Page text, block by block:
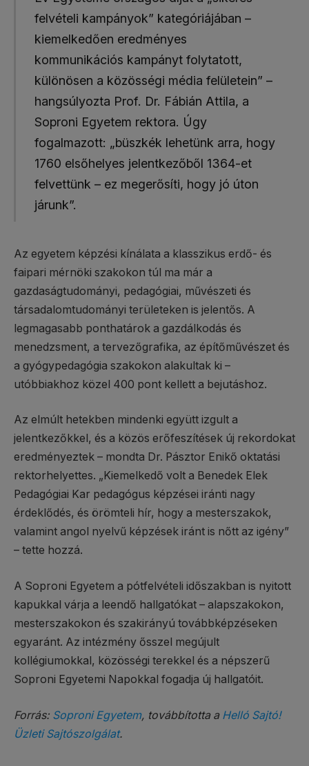
felvételi kampányok” kategóriájában –
kiemelkedően eredményes
kommunikációs kampányt folytatott,
különösen a közösségi média felületein” –
hangsúlyozta Prof. Dr. Fábián Attila, a
Soproni Egyetem rektora. Úgy
fogalmazott: „büszkék lehetünk arra, hogy
1760 elsőhelyes jelentkezőből 1364-et
felvettünk – ez megerősíti, hogy jó úton
járunk”.
Az egyetem képzési kínálata a klasszikus erdő- és
faipari mérnöki szakokon túl ma már a
gazdaságtudományi, pedagógiai, művészeti és
társadalomtudományi területeken is jelentős. A
legmagasabb ponthatárok a gazdálkodás és
menedzsment, a tervezőgrafika, az építőművészet és
a gyógypedagógia szakokon alakultak ki –
utóbbiakhoz közel 400 pont kellett a bejutáshoz.
Az elmúlt hetekben mindenki együtt izgult a
jelentkezőkkel, és a közös erőfeszítések új rekordokat
eredményeztek – mondta Dr. Pásztor Enikő oktatási
rektorhelyettes. „Kiemelkedő volt a Benedek Elek
Pedagógiai Kar pedagógus képzései iránti nagy
érdeklődés, és örömteli hír, hogy a mesterszakok,
valamint angol nyelvű képzések iránt is nőtt az igény”
– tette hozzá.
A Soproni Egyetem a pótfelvételi időszakban is nyitott
kapukkal várja a leendő hallgatókat – alapszakokon,
mesterszakokon és szakirányú továbbképzéseken
egyaránt. Az intézmény ősszel megújult
kollégiumokkal, közösségi terekkel és a népszerű
Soproni Egyetemi Napokkal fogadja új hallgatóit.
Forrás: Soproni Egyetem, továbbította a Helló Sajtó!
Üzleti Sajtószolgálat.